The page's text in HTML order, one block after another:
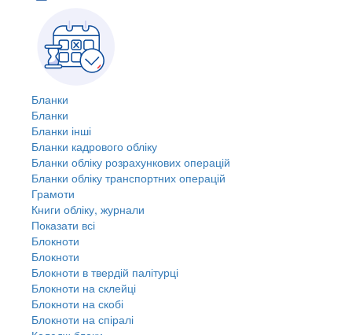
Бланки
Бланки
Бланки інші
Бланки кадрового обліку
Бланки обліку розрахункових операцій
Бланки обліку транспортних операцій
Грамоти
Книги обліку, журнали
Показати всі
Блокноти
Блокноти
Блокноти в твердій палітурці
Блокноти на склейці
Блокноти на скобі
Блокноти на спіралі